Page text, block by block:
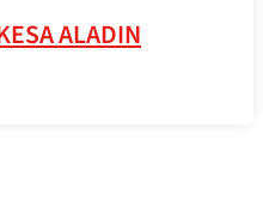
ALADIN